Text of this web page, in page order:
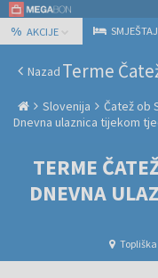
% AKCIJE SMJEŠTAJ
Nazad
Slovenija Čatež ob
Dnevna ulaznica tijekom
TERME
DNEVNA